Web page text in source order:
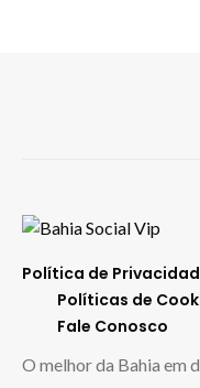
Política de
Políticas de
Fale Conosco
O melhor da Bahia em